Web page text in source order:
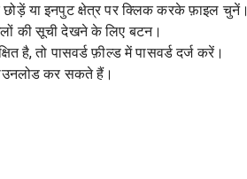
या इनपुट क्षेत्र पर क्लिक करके फ़ाइल चुनें।
की सूची देखने के लिए बटन।
है, तो पासवर्ड फ़ील्ड में पासवर्ड दर्ज करें।
कर सकते हैं।